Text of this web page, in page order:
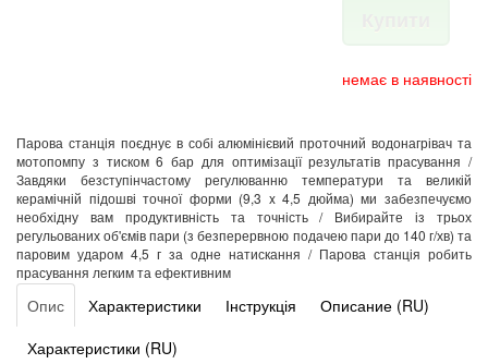
немає в наявності
Парова станція поєднує в собі алюмінієвий проточний водонагрівач та
мотопомпу з тиском 6 бар для оптимізації результатів прасування /
Завдяки безступінчастому регулюванню температури та великій
керамічній підошві точної форми (9,3 x 4,5 дюйма) ми забезпечуємо
необхідну вам продуктивність та точність / Вибирайте із трьох
регульованих об'ємів пари (з безперервною подачею пари до 140 г/хв) та
паровим ударом 4,5 г за одне натискання / Парова станція робить
прасування легким та ефективним
Опис Характеристики Інструкція
Описание (RU)
Характеристики (RU)